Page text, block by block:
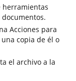
herramientas
Acciones para
copia de él o
el archivo a la